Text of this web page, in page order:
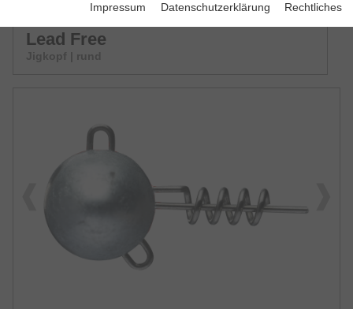
Prorex Round Screw-in Heads
Lead Free
Jigkopf | rund
Impressum Datenschutzerklärung Rechtliches